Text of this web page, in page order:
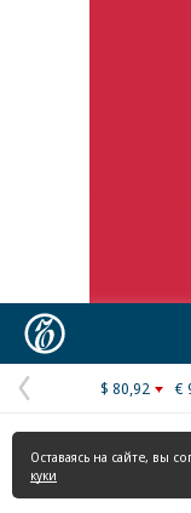
Предыдущая
страница
$ 80,92 €
Оставаясь на сайте, вы
куки